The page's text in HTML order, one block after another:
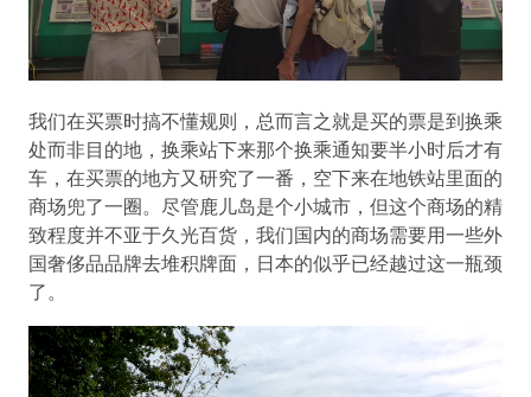
我们在买票时搞不懂规则，总而言之就是买的票是到换乘
处而非目的地，换乘站下来那个换乘通知要半小时后才有
车，在买票的地方又研究了一番，空下来在地铁站里面的
商场兜了一圈。尽管鹿儿岛是个小城市，但这个商场的精
致程度并不亚于久光百货，我们国内的商场需要用一些外
国奢侈品品牌去堆积牌面，日本的似乎已经越过这一瓶颈
了。